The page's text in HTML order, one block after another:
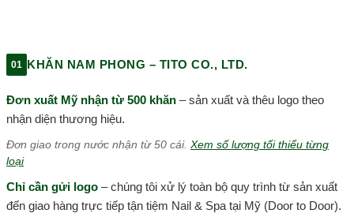
01 KHĂN NAM PHONG – TITO CO., LTD.
Đơn xuất Mỹ nhận từ 500 khăn – sản xuất và thêu logo theo
nhận diện thương hiệu.
Đơn giao trong nước nhận từ 50 cái. Xem số lượng tối thiểu từng
loại
Chỉ cần gửi logo – chúng tôi xử lý toàn bộ quy trình từ sản xuất
đến giao hàng trực tiếp tận tiệm Nail & Spa tại Mỹ (Door to Door).